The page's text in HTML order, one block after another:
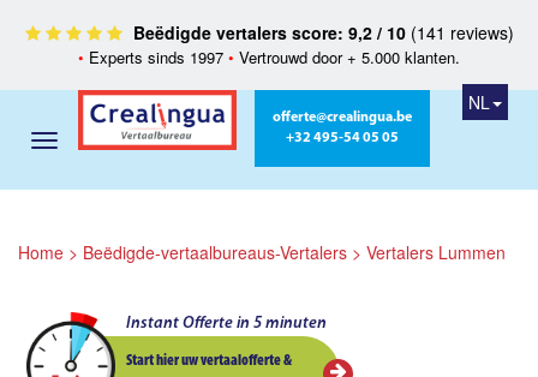
Beëdigde vertalers score: 9,2 / 10(141 reviews)
• Experts sinds 1997 • Vertrouwd door + 5.000 klanten.
offerte@crealingua.be
+32 495-54 05 05
NL
Home > Beëdigde-vertaalbureaus-Vertalers > Vertalers Lummen
Instant Offerte in 5 minuten
Start hier uw vertaalofferte &